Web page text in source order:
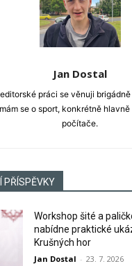
Jan Dostal
práci se věnuji
se o sport, konkrétně
počítače.
PŘÍSPĚVKY
Workshop šité a
nabídne praktické
Krušných hor
Jan Dostal - 23. 7. 2026